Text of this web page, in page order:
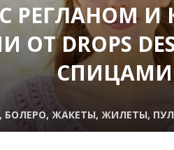
РЕГЛАНОМ
ОТ DROPS
СПИЦАМИ
БОЛЕРО, ЖАКЕТЫ, ЖИЛЕТЫ,